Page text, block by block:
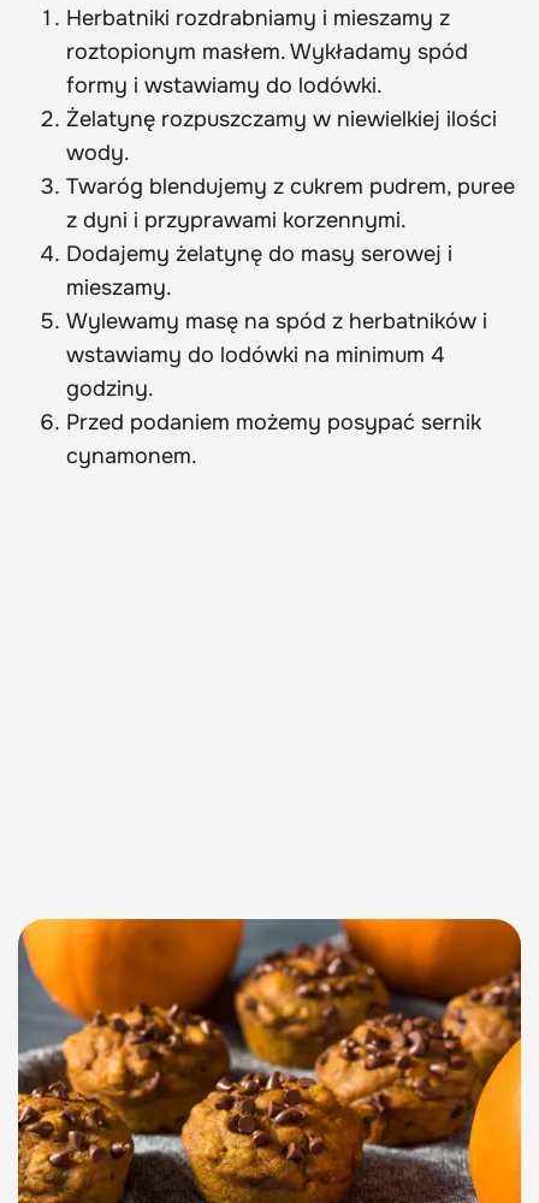
Herbatniki rozdrabniamy i mieszamy z
roztopionym masłem. Wykładamy spód
formy i wstawiamy do lodówki.
Żelatynę rozpuszczamy w niewielkiej ilości
wody.
Twaróg blendujemy z cukrem pudrem, puree
z dyni i przyprawami korzennymi.
Dodajemy żelatynę do masy serowej i
mieszamy.
Wylewamy masę na spód z herbatników i
wstawiamy do lodówki na minimum 4
godziny.
Przed podaniem możemy posypać sernik
cynamonem.